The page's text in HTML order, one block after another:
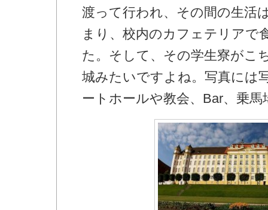
渡って行われ、その間の生活
まり、校内のカフェテリアで
た。そして、その学生寮がこ
城みたいですよね。写真には
ートホールや教会、Bar、乗